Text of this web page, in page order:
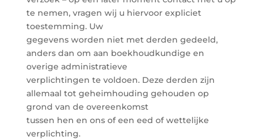
te nemen, vragen wij u hiervoor expliciet
toestemming. Uw
gegevens worden niet met derden gedeeld,
anders dan om aan boekhoudkundige en
overige administratieve
verplichtingen te voldoen. Deze derden zijn
allemaal tot geheimhouding gehouden op
grond van de overeenkomst
tussen hen en ons of een eed of wettelijke
verplichting.